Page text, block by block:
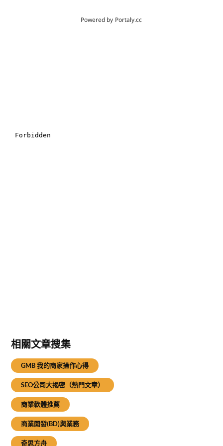
相關文章搜集
GMB 我的商家操作心得
SEO公司大揭密（熱門文章）
商業軟體推薦
商業開發(BD)與業務
奇思方舟